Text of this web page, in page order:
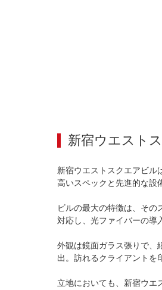
新宿ウエスト
新宿ウエストスクエアビル
高いスペックと先進的な設
ビルの最大の特徴は、そ
対応し、光ファイバーの導
外観は鏡面ガラス張りで、
出。訪れるクライアントを
立地においても、新宿ウエ